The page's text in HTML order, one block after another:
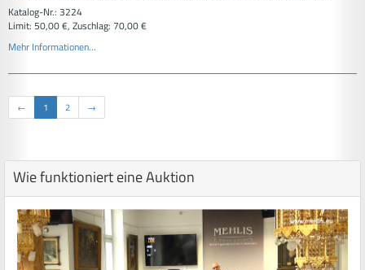
Katalog-Nr.: 3224
Limit: 50,00 €, Zuschlag: 70,00 €
Mehr Informationen...
← 1 2 →
Wie funktioniert eine Auktion